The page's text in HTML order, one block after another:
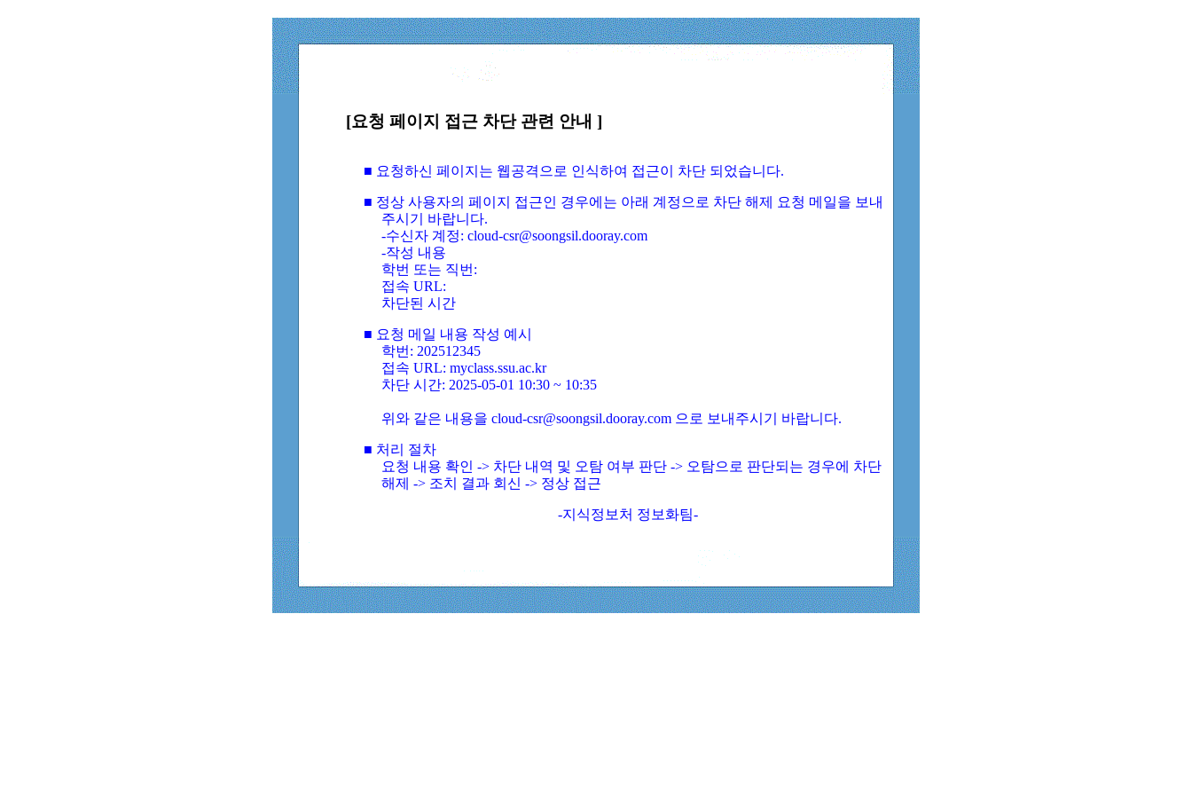
[요청 페이지 접근 차단 관련 안내 ]
■ 요청하신 페이지는 웹공격으로 인식하여 접근이 차단 되었습니다.
■ 정상 사용자의 페이지 접근인 경우에는 아래 계정으로 차단 해제 요청 메일을 보내
주시기 바랍니다.
-수신자 계정: cloud-csr@soongsil.dooray.com
-작성 내용
학번 또는 직번:
접속 URL:
차단된 시간
■ 요청 메일 내용 작성 예시
학번: 202512345
접속 URL: myclass.ssu.ac.kr
차단 시간: 2025-05-01 10:30 ~ 10:35
위와 같은 내용을 cloud-csr@soongsil.dooray.com 으로 보내주시기 바랍니다.
■ 처리 절차
요청 내용 확인 -> 차단 내역 및 오탐 여부 판단 -> 오탐으로 판단되는 경우에 차단
해제 -> 조치 결과 회신 -> 정상 접근
-지식정보처 정보화팀-